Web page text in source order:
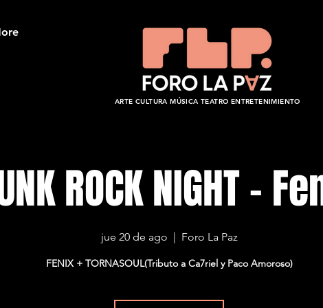
ARTE CULTURA MÚSICA TEATRO ENTRETENIMIENTO
ROCK NIGHT -
jue 20 de ago
  |
Foro La Paz
FENIX + TORNASOUL(Tributo a Ca7riel y Paco Amoroso)